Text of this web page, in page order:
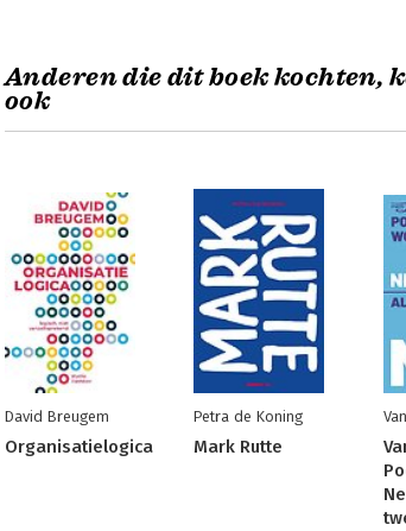
Anderen die dit boek kochten,
ook
David Breugem
Organisatielogica
Petra de Koning
Mark Rutte